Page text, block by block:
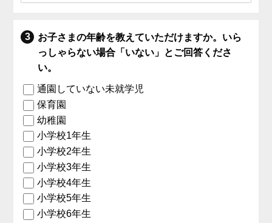
お子さまの年齢を教えていただけますか。いら
っしゃらない場合「いない」とご回答くださ
い。
通園していない未就学児
保育園
幼稚園
小学校1年生
小学校2年生
小学校3年生
小学校4年生
小学校5年生
小学校6年生